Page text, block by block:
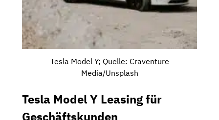
Tesla Model Y; Quelle: Craventure
Media/Unsplash
Tesla Model Y Leasing für
Geschäftskunden